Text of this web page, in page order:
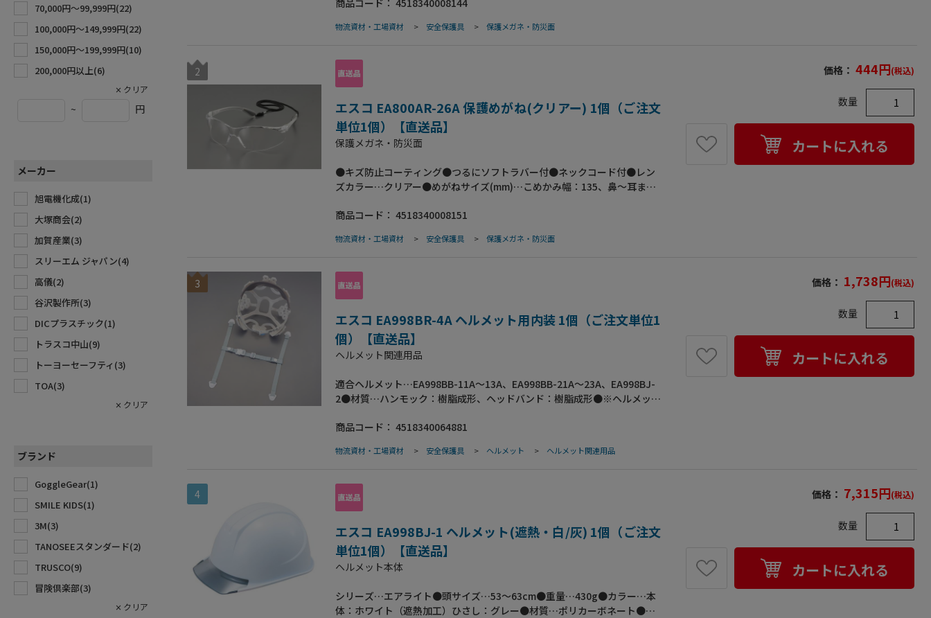
70,000円〜99,999円(22)
100,000円〜149,999円(22)
150,000円〜199,999円(10)
200,000円以上(6)
~ 円
メーカー
旭電機化成(1)
大塚商会(2)
加賀産業(3)
スリーエム ジャパン(4)
高儀(2)
谷沢製作所(3)
DICプラスチック(1)
トラスコ中山(9)
トーヨーセーフティ(3)
TOA(3)
ブランド
GoggleGear(1)
SMILE KIDS(1)
3M(3)
TANOSEEスタンダード(2)
TRUSCO(9)
冒険倶楽部(3)
重量28g
物流資材・工場資材 > 安全保護具 > 保護メガネ・防災面
2
エスコ EA800AR-26A 保護めがね(クリアー) 1個（ご注文
単位1個）【直送品】
保護メガネ・防災面
●キズ防止コーティング●つるにソフトラバー付●ネックコード付●レン
ズカラー…クリアー●めがねサイズ(mm)…こめかみ幅：135、鼻～耳まで
45×80●UV99.9%カット●梱包サイズ:100×60×220●梱包重量28g
商品コード： 4518340008151
物流資材・工場資材 > 安全保護具 > 保護メガネ・防災面
価格： 444円(税込)
数量
カートに入れる
3
エスコ EA998BR-4A ヘルメット用内装 1個（ご注文単位1
個）【直送品】
ヘルメット関連用品
適合ヘルメット…EA998BB-11A～13A、EA998BB-21A～23A、EA998BJ-
2●材質…ハンモック：樹脂成形、ヘッドバンド：樹脂成形●※ヘルメット
商品コード： 4518340064881
物流資材・工場資材 > 安全保護具 > ヘルメット > ヘルメット関連用品
価格： 1,738円(税込)
数量
カートに入れる
4
エスコ EA998BJ-1 ヘルメット(遮熱・白/灰) 1個（ご注文
単位1個）【直送品】
ヘルメット本体
シリーズ…エアライト●頭サイズ…53～63cm●重量…430g●カラー…本
体：ホワイト（遮熱加工）ひさし：グレー●材質…ポリカーボネート●厚
価格： 7,315円(税込)
数量
カートに入れる